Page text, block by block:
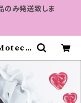
み発送致しま
Moteco
ラコン